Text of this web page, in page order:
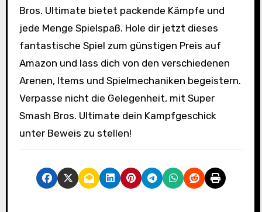
Bros. Ultimate bietet packende Kämpfe und
jede Menge Spielspaß. Hole dir jetzt dieses
fantastische Spiel zum günstigen Preis auf
Amazon und lass dich von den verschiedenen
Arenen, Items und Spielmechaniken begeistern.
Verpasse nicht die Gelegenheit, mit Super
Smash Bros. Ultimate dein Kampfgeschick
unter Beweis zu stellen!